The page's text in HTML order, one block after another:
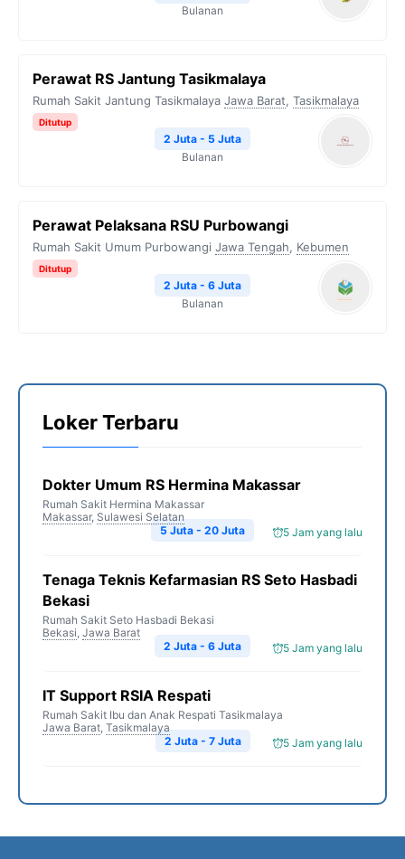
Bulanan
Perawat RS Jantung Tasikmalaya
Rumah Sakit Jantung Tasikmalaya Jawa Barat, Tasikmalaya
Ditutup
2 Juta - 5 Juta
Bulanan
Perawat Pelaksana RSU Purbowangi
Rumah Sakit Umum Purbowangi Jawa Tengah, Kebumen
Ditutup
2 Juta - 6 Juta
Bulanan
Loker Terbaru
Dokter Umum RS Hermina Makassar
Rumah Sakit Hermina Makassar
Makassar, Sulawesi Selatan
5 Jam yang lalu
5 Juta - 20 Juta
Tenaga Teknis Kefarmasian RS Seto Hasbadi
Bekasi
Rumah Sakit Seto Hasbadi Bekasi
Bekasi, Jawa Barat
5 Jam yang lalu
2 Juta - 6 Juta
IT Support RSIA Respati
Rumah Sakit Ibu dan Anak Respati Tasikmalaya
Jawa Barat, Tasikmalaya
5 Jam yang lalu
2 Juta - 7 Juta